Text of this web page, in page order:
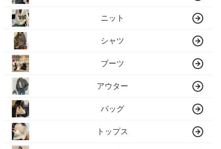
ニット
シャツ
ブーツ
アウター
バッグ
トップス